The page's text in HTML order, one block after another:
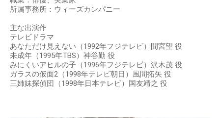
所属事務所：ウィーズカンパニー
主な出演作
テレビドラマ
あなただけ見えない（1992年フジテレビ）間宮望 役
未成年（1995年TBS）神谷勤 役
みにくいアヒルの子（1996年フジテレビ）沢木茂 役
ガラスの仮面2（1998年テレビ朝日）風間拓矢 役
三姉妹探偵団（1998年日本テレビ）国友靖之 役